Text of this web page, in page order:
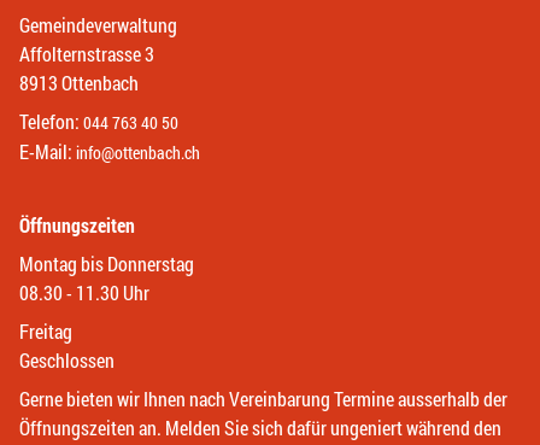
Gemeindeverwaltung
Affolternstrasse 3
8913 Ottenbach
Telefon: 044 763 40 50
E-Mail: info@ottenbach.ch
Öffnungszeiten
Montag bis Donnerstag
08.30 - 11.30 Uhr
Freitag
Geschlossen
Gerne bieten wir Ihnen nach Vereinbarung Termine ausserhalb der
Öffnungszeiten an. Melden Sie sich dafür ungeniert während den